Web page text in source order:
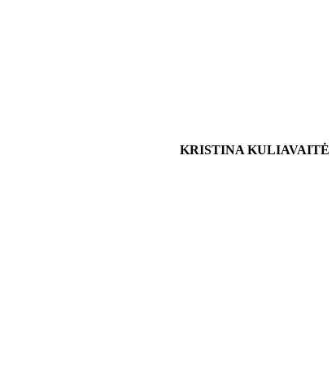
KRISTINA KULIAVAITĖ